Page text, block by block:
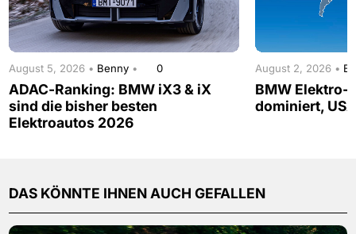
August 5, 2026 • Benny • 0
ADAC-Ranking: BMW iX3 & iX
sind die bisher besten
Elektroautos 2026
August 2, 2026 •
BMW Elektro-
dominiert,
DAS KÖNNTE IHNEN AUCH GEFALLEN